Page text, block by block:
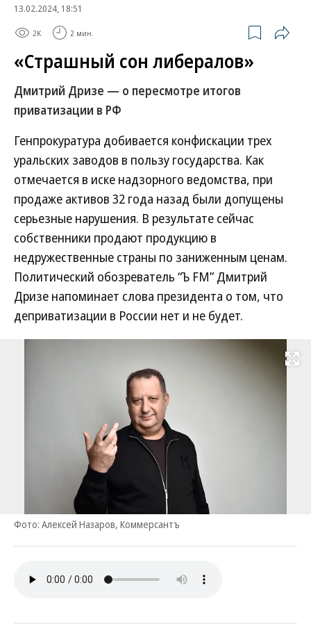
13.02.2024, 18:51
2K 2 мин.
«Страшный сон либералов»
Дмитрий Дризе — о пересмотре итогов
приватизации в РФ
Генпрокуратура добивается конфискации трех
уральских заводов в пользу государства. Как
отмечается в иске надзорного ведомства, при
продаже активов 32 года назад были допущены
серьезные нарушения. В результате сейчас
собственники продают продукцию в
недружественные страны по заниженным ценам.
Политический обозреватель “Ъ FM” Дмитрий
Дризе напоминает слова президента о том, что
деприватизации в России нет и не будет.
Развернуть
Фото: Алексей Назаров, Коммерсантъ